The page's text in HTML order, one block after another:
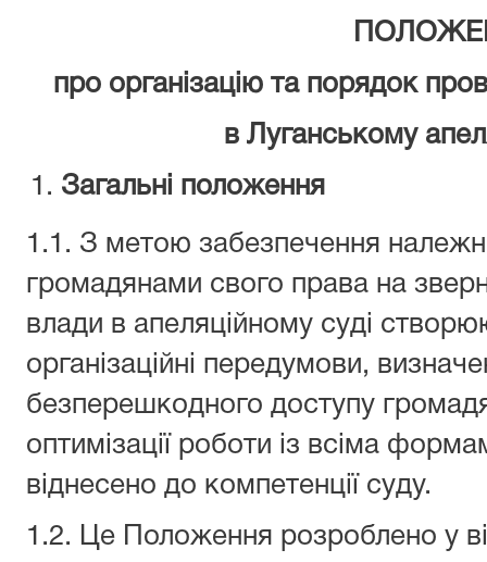
про організацію та порядок
в Луганському
Загальні положення
1.1. З метою забезпечення
громадянами свого права на
влади в апеляційному суді
організаційні передумови,
безперешкодного доступу
оптимізації роботи із всіма
віднесено до компетенції суду.
1.2. Це Положення розроблено у